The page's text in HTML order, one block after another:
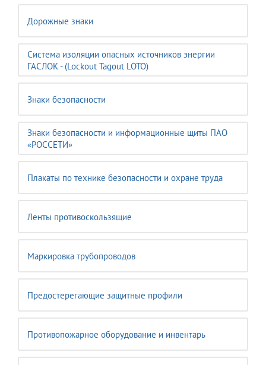
Дорожные знаки
Система изоляции опасных источников энергии
ГАСЛОК - (Lockout Tagout LOTO)
Знаки безопасности
Знаки безопасности и информационные щиты ПАО
«РОССЕТИ»
Плакаты по технике безопасности и охране труда
Ленты противоскользящие
Маркировка трубопроводов
Предостерегающие защитные профили
Противопожарное оборудование и инвентарь